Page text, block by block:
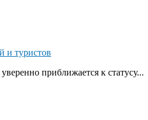
и туристов
приближается к статусу...